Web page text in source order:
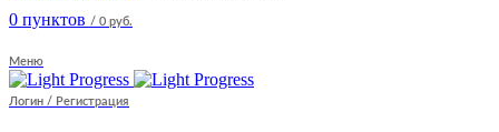
0 пунктов / 0 руб.
Меню
Логин / Регистрация